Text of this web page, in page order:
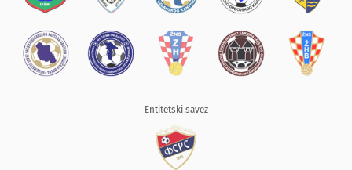
Entitetski savez